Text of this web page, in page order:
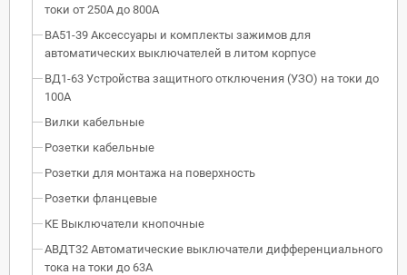
токи от 250А до 800А
ВА51-39 Аксессуары и комплекты зажимов для
автоматических выключателей в литом корпусе
ВД1-63 Устройства защитного отключения (УЗО) на токи до
100А
Вилки кабельные
Розетки кабельные
Розетки для монтажа на поверхность
Розетки фланцевые
КЕ Выключатели кнопочные
АВДТ32 Автоматические выключатели дифференциального
тока на токи до 63А